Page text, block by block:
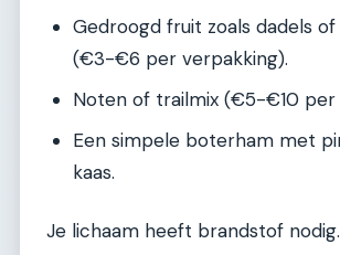
Gedroogd fruit zoals dadels
(€3-€6 per verpakking).
Noten of trailmix (€5-€10 per
Een simpele boterham met
kaas.
Je lichaam heeft brandstof